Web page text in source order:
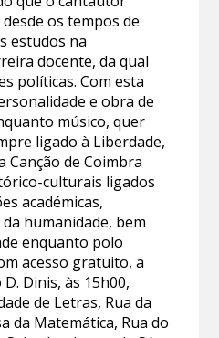
os tempos de
estudos na
docente, da qual
políticas. Com esta
e obra de
músico, quer
ligado à Liberdade,
de Coimbra
culturais ligados
académicas,
humanidade, bem
enquanto polo
acesso gratuito, a
Dinis, às 15h00,
de Letras, Rua da
da Matemática, Rua do